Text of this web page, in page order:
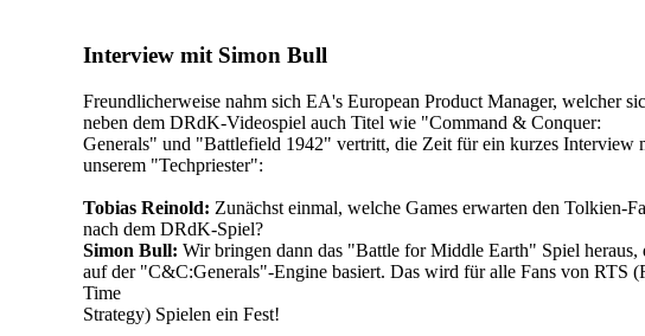
Interview mit Simon Bull
Freundlicherweise nahm sich EA's European Product Manager, welcher
neben dem DRdK-Videospiel auch Titel wie "Command & Conquer:
Generals" und "Battlefield 1942" vertritt, die Zeit für ein kurzes Interview
unserem "Techpriester":
Tobias Reinold: Zunächst einmal, welche Games erwarten den Tolkien-
nach dem DRdK-Spiel?
Simon Bull: Wir bringen dann das "Battle for Middle Earth" Spiel heraus,
auf der "C&C:Generals"-Engine basiert. Das wird für alle Fans von RTS
Time
Strategy) Spielen ein Fest!